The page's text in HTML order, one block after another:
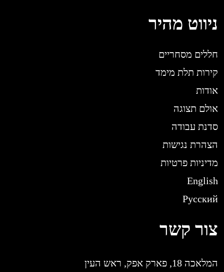
ניווט מהיר
חללים מסחריים
קירות תלת מימד
אודות
אולם תצוגה
סדנת עבודה
הצהרת נגישות
מדיניות פרטיות
English
Русский
צור קשר
המלאכה 18, פארק אפק, ראש העין